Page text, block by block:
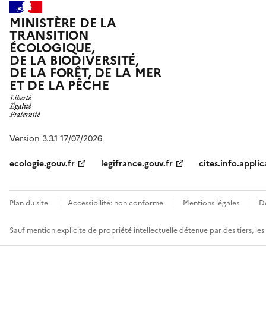
MINISTÈRE DE LA
TRANSITION
ÉCOLOGIQUE,
DE LA BIODIVERSITÉ,
DE LA FORÊT, DE LA MER
ET DE LA PÊCHE
Version 3.3.1 17/07/2026
ecologie.gouv.fr
legifrance.gouv.fr
Plan du site Accessibilité: non conforme Mentions légales
Sauf mention explicite de propriété intellectuelle détenue par des tiers,